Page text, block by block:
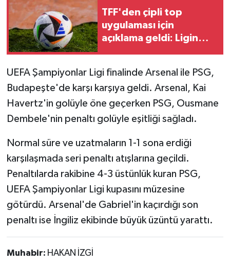
TFF'den çipli top
uygulaması için
açıklama geldi: Ligin
UEFA Şampiyonlar Ligi finalinde Arsenal ile PSG,
Budapeşte'de karşı karşıya geldi. Arsenal, Kai
Havertz'in golüyle öne geçerken PSG, Ousmane
Dembele'nin penaltı golüyle eşitliği sağladı.
Normal süre ve uzatmaların 1-1 sona erdiği
karşılaşmada seri penaltı atışlarına geçildi.
Penaltılarda rakibine 4-3 üstünlük kuran PSG,
UEFA Şampiyonlar Ligi kupasını müzesine
götürdü. Arsenal'de Gabriel'in kaçırdığı son
penaltı ise İngiliz ekibinde büyük üzüntü yarattı.
Muhabir: HAKAN İZGİ